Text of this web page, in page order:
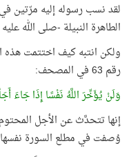
لقد نسب رسوله إليه مرّتين
الطاهرة النبيلة -صلى الله
ولكن انتبه كيف اختتمت هذه
رقم 63 في المصحف:
وَلَنْ يُؤَخِّرَ اللَّهُ نَفْسًا إِذَا جَاءَ
إنها تتحدَّث عن الأجل
وُصفت في مطلع السورة